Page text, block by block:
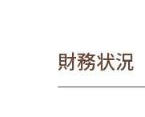
財務状況